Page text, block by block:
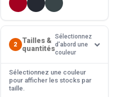
2
Tailles &
quantités
Sélectionnez
d'abord une
couleur
Sélectionnez une couleur
pour afficher les stocks par
taille.